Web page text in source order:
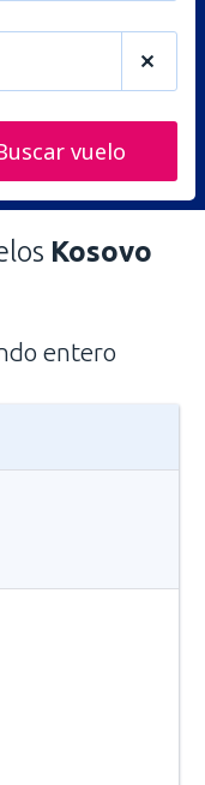
vuelo
Kosovo
entero